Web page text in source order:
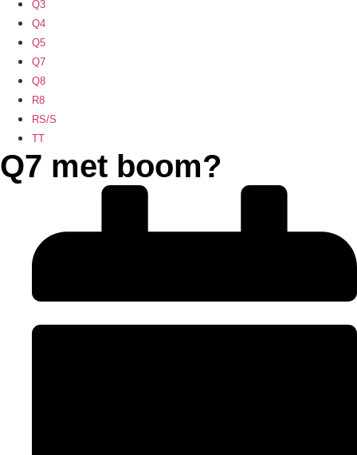
Q3
Q4
Q5
Q7
Q8
R8
RS/S
TT
Q7 met boom?